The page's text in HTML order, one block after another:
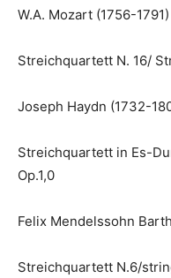
W.A. Mozart (1756-1791)
Streichquartett N. 16/
Joseph Haydn (1732-
Streichquartett in Es-
Op.1,0
Felix Mendelssohn
Streichquartett N.6/